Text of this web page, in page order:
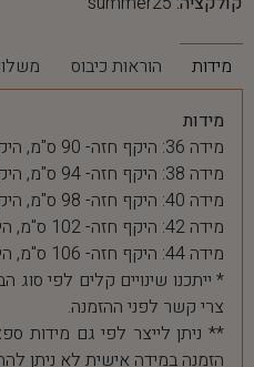
מידות הוראות כיבוס
מידות
מידה 36: היקף חזה- 90 ס"מ, היקף מותן- 68 ס"מ
מידה 38: היקף חזה- 94 ס"מ, היקף מותן- 72 ס"מ
מידה 40: היקף חזה- 98 ס"מ, היקף מותן- 76 ס"מ
מידה 42: היקף חזה- 102 ס"מ, היקף מותן- 80 ס"מ
מידה 44: היקף חזה- 106 ס"מ, היקף מותן- 84 ס"מ
* ייתכנו שינויים קלים לפי
צרי קשר לפני ההזמנה.
** ניתן לייצר לפי גם מידות
הזמנה במידה אישית לא ניתן